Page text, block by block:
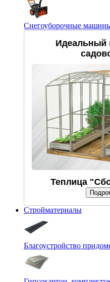
Снегоуборочные
Идеальный
Теплица
Стройматериалы
Благоустройство